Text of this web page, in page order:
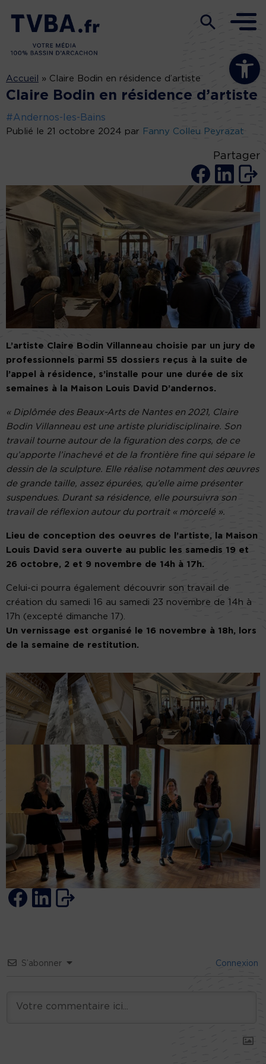
Ouvrir la
Accueil » Claire Bodin en résidence d’artiste
Claire Bodin en résidence d’artiste
#Andernos-les-Bains
Publié le 21 octobre 2024 par Fanny Colleu Peyrazat
Partager
L’artiste Claire Bodin Villanneau choisie par un jury de
professionnels parmi 55 dossiers reçus à la suite de
l’appel à résidence, s’installe pour une durée de six
semaines à la Maison Louis David D’andernos.
« Diplômée des Beaux-Arts de Nantes en 2021, Claire
Bodin Villanneau est une artiste pluridisciplinaire. Son
travail tourne autour de la figuration des corps, de ce
qu’apporte l’inachevé et de la frontière fine qui sépare le
dessin de la sculpture. Elle réalise notamment des œuvres
de grande taille, assez épurées, qu’elle aime présenter
suspendues. Durant sa résidence, elle poursuivra son
travail de réflexion autour du portrait « morcelé ».
Lieu de conception des oeuvres de l’artiste, la Maison
Louis David sera ouverte au public les samedis 19 et
26 octobre, 2 et 9 novembre de 14h à 17h.
Celui-ci pourra également découvrir son travail de
création du samedi 16 au samedi 23 novembre de 14h à
17h (excepté dimanche 17).
Un vernissage est organisé le 16 novembre à 18h, lors
de la semaine de restitution.
S’abonner Connexion